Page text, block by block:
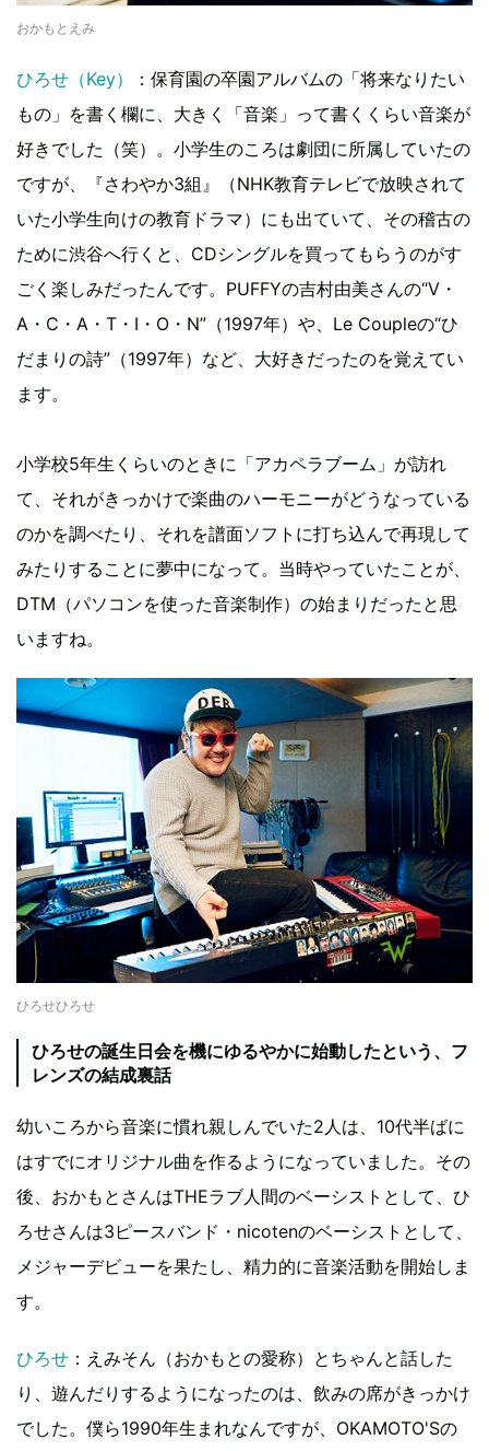
おかもとえみ
ひろせ（Key）
：保育園の卒園アルバムの「将来なりたい
もの」を書く欄に、大きく「音楽」って書くくらい音楽が
好きでした（笑）。小学生のころは劇団に所属していたの
ですが、『さわやか3組』（NHK教育テレビで放映されて
いた小学生向けの教育ドラマ）にも出ていて、その稽古の
ために渋谷へ行くと、CDシングルを買ってもらうのがす
ごく楽しみだったんです。PUFFYの吉村由美さんの“V・
A・C・A・T・I・O・N”（1997年）や、Le Coupleの“ひ
だまりの詩”（1997年）など、大好きだったのを覚えてい
ます。
小学校5年生くらいのときに「アカペラブーム」が訪れ
て、それがきっかけで楽曲のハーモニーがどうなっている
のかを調べたり、それを譜面ソフトに打ち込んで再現して
みたりすることに夢中になって。当時やっていたことが、
DTM（パソコンを使った音楽制作）の始まりだったと思
いますね。
ひろせひろせ
ひろせの誕生日会を機にゆるやかに始動したという、フ
レンズの結成裏話
幼いころから音楽に慣れ親しんでいた2人は、10代半ばに
はすでにオリジナル曲を作るようになっていました。その
後、おかもとさんはTHEラブ人間のベーシストとして、ひ
ろせさんは3ピースバンド・nicotenのベーシストとして、
メジャーデビューを果たし、精力的に音楽活動を開始しま
す。
ひろせ ：えみそん（おかもとの愛称）とちゃんと話した
り、遊んだりするようになったのは、飲みの席がきっかけ
でした。僕ら1990年生まれなんですが、OKAMOTO'Sの